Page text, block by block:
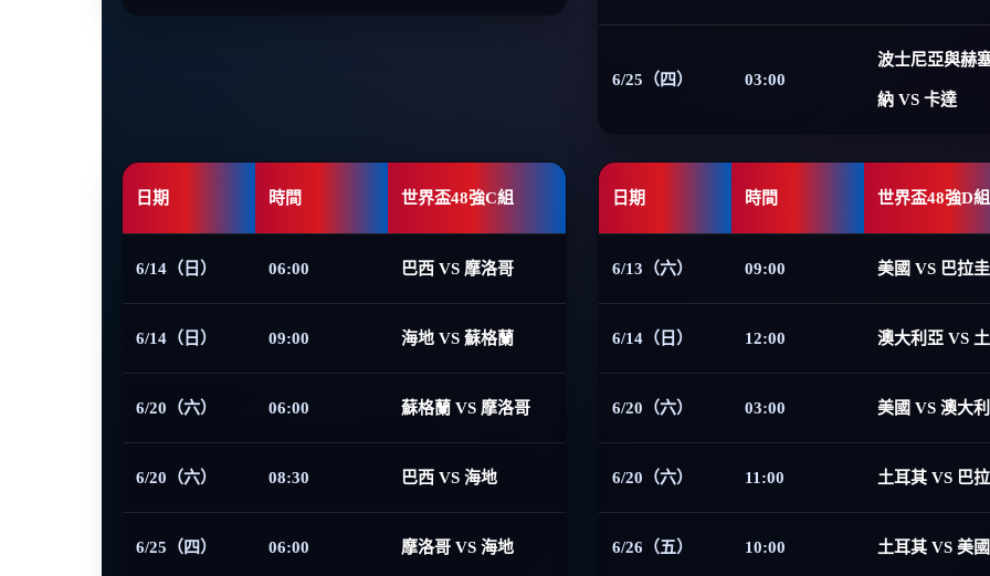
6/25（四） 03:00
波士尼亞與赫
納 VS 卡達
日期 時間 世界盃48強C組
6/14（日） 06:00 巴西 VS 摩洛哥
6/14（日） 09:00 海地 VS 蘇格蘭
6/20（六） 06:00 蘇格蘭 VS 摩洛哥
6/20（六） 08:30 巴西 VS 海地
6/25（四） 06:00 摩洛哥 VS 海地
日期 時間 世界盃48強D組
6/13（六） 09:00 美國 VS 巴拉圭
6/14（日） 12:00 澳大利亞 VS
6/20（六） 03:00 美國 VS 澳大
6/20（六） 11:00 土耳其 VS 巴
6/26（五） 10:00 土耳其 VS 美國